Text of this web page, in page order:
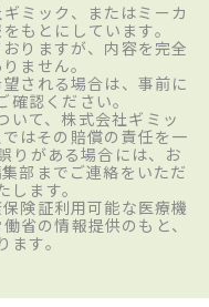
ミック、またはミーカ
もとにしています。
りますが、内容を完全
ません。
される場合は、事前に
認ください。
いて、株式会社ギミッ
はその賠償の責任を一
りがある場合には、お
部までご連絡をいただ
ます。
険証利用可能な医療機
省の情報提供のもと、
す。